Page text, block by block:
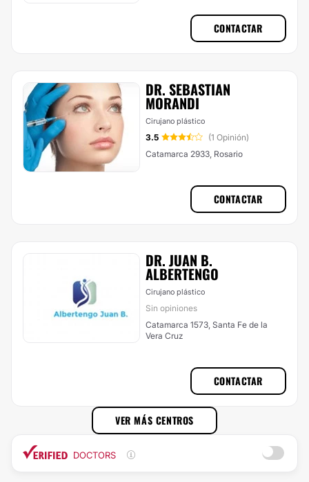
CONTACTAR
DR. SEBASTIAN
MORANDI
Cirujano plástico
3.5
(1 Opinión)
Catamarca 2933, Rosario
CONTACTAR
DR. JUAN B.
ALBERTENGO
Cirujano plástico
Sin opiniones
Catamarca 1573, Santa Fe de la
Vera Cruz
CONTACTAR
VER MÁS CENTROS
DOCTORS